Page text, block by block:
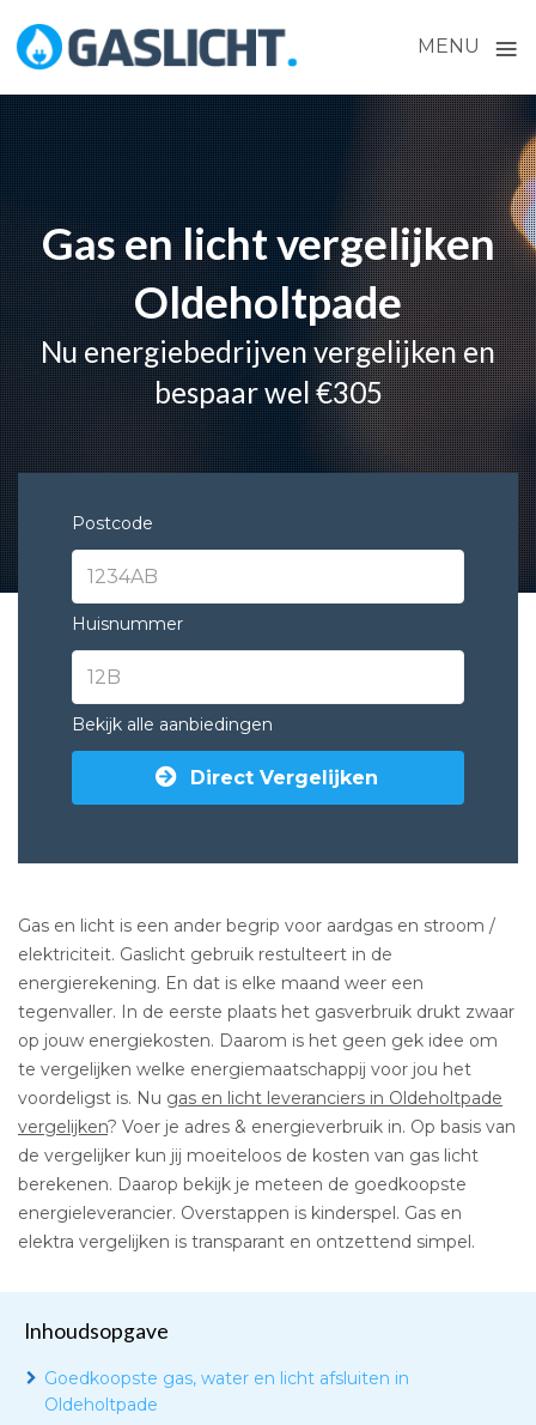
MENU ≡
Skip
to
content
Gas en licht vergelijken
Oldeholtpade
Nu energiebedrijven vergelijken en
bespaar wel €305
Postcode
Huisnummer
Bekijk alle aanbiedingen
Direct Vergelijken
Gas en licht is een ander begrip voor aardgas en stroom /
elektriciteit. Gaslicht gebruik restulteert in de
energierekening. En dat is elke maand weer een
tegenvaller. In de eerste plaats het gasverbruik drukt zwaar
op jouw energiekosten. Daarom is het geen gek idee om
te vergelijken welke energiemaatschappij voor jou het
voordeligst is. Nu gas en licht leveranciers in Oldeholtpade
vergelijken? Voer je adres & energieverbruik in. Op basis van
de vergelijker kun jij moeiteloos de kosten van gas licht
berekenen. Daarop bekijk je meteen de goedkoopste
energieleverancier. Overstappen is kinderspel. Gas en
elektra vergelijken is transparant en ontzettend simpel.
Inhoudsopgave
Goedkoopste gas, water en licht afsluiten in
Oldeholtpade